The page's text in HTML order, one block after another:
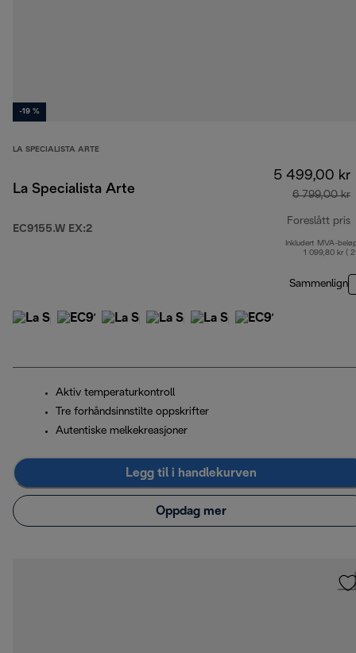
-19 %
LA SPECIALISTA ARTE
La Specialista Arte
EC9155.W EX:2
5 499,00 kr
6 799,00 kr
Foreslått pris
Inkludert MVA-
1 099,80 kr (
Sammenlign
Aktiv temperaturkontroll
Tre forhåndsinnstilte oppskrifter
Autentiske melkekreasjoner
Legg til i handlekurven
Oppdag mer